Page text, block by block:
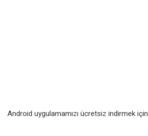
Android uygulamamızı ücretsiz indirmek için